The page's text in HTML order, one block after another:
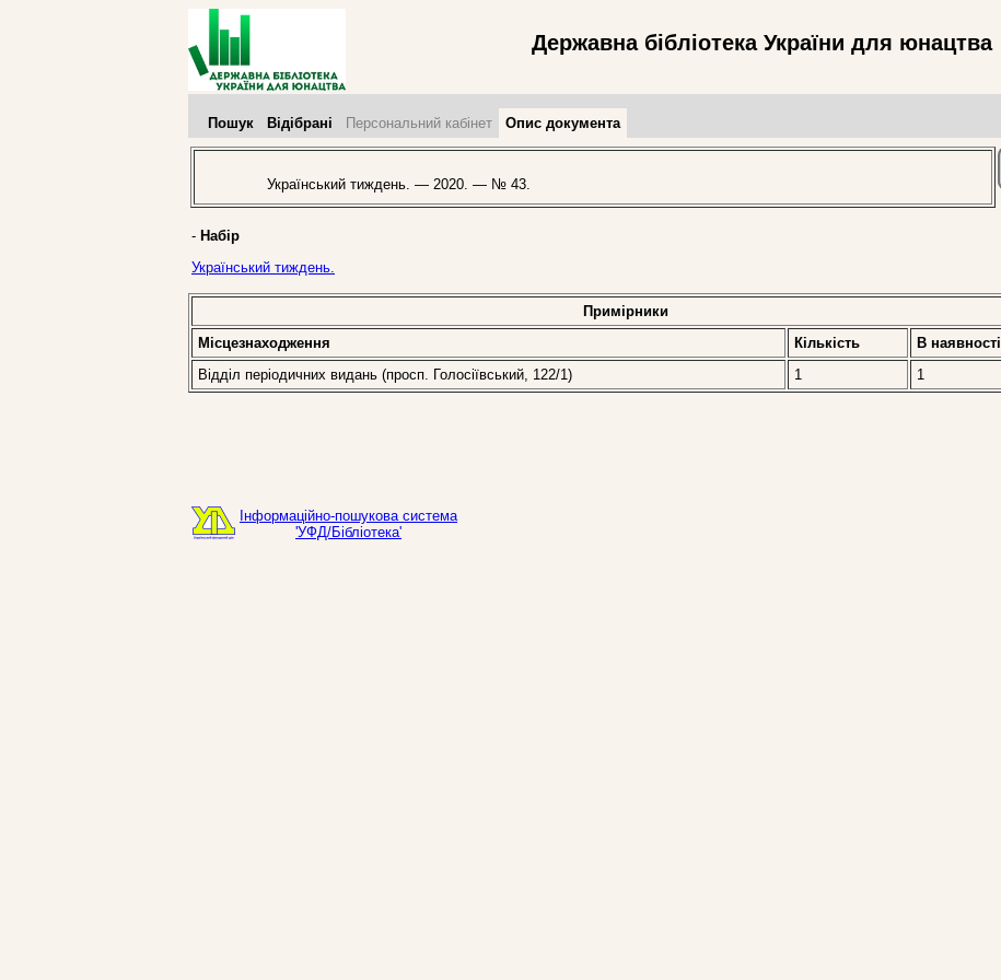
Державна бібліотека України для юнацтва
Пошук Відібрані Персональний кабінет Опис документа
Український тиждень. — 2020. — № 43.
- Набір
Український тиждень.
Примірники
Місцезнаходження
Кількість
В наявностi
Відділ періодичних видань (просп. Голосіївський, 122/1)
1 1
Інформаційно-пошукова система
'УФД/Бібліотека'